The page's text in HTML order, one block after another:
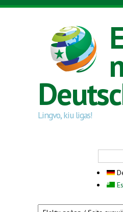
Direkt zum Inhalt
Lingvo, kiu ligas!